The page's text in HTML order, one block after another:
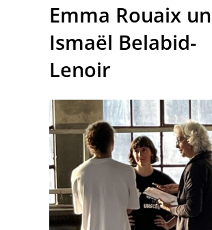
Emma Rouaix
Ismaël Belabid-
Lenoir